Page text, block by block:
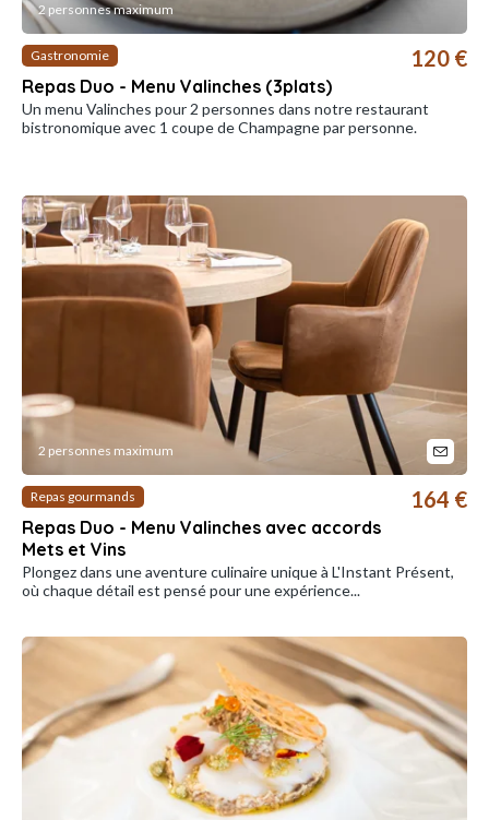
2 personnes maximum
Gastronomie
Repas Duo - Menu Valinches (3plats)
120 €
Un menu Valinches pour 2 personnes dans notre restaurant
bistronomique avec 1 coupe de Champagne par personne.
2 personnes maximum
Repas gourmands
Repas Duo - Menu Valinches avec accords
Mets et Vins
164 €
Plongez dans une aventure culinaire unique à L'Instant Présent,
où chaque détail est pensé pour une expérience...